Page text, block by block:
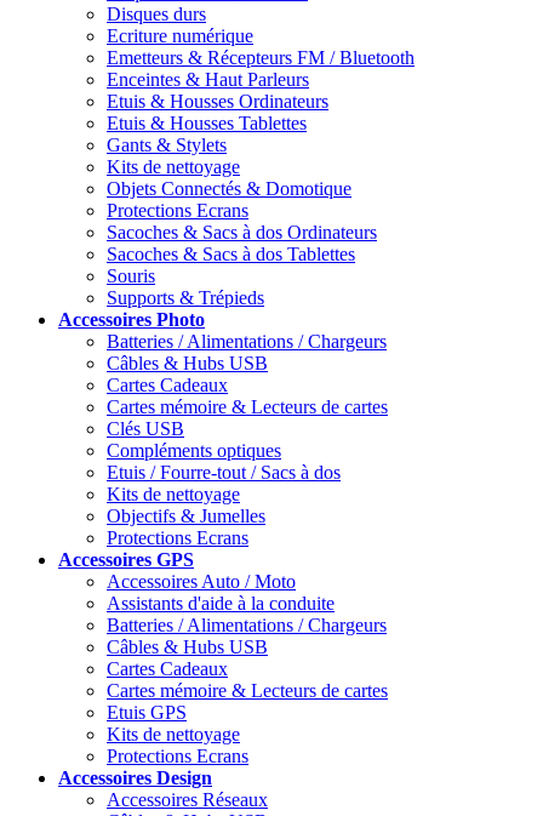
Disques durs
Ecriture numérique
Emetteurs & Récepteurs FM / Bluetooth
Enceintes & Haut Parleurs
Etuis & Housses Ordinateurs
Etuis & Housses Tablettes
Gants & Stylets
Kits de nettoyage
Objets Connectés & Domotique
Protections Ecrans
Sacoches & Sacs à dos Ordinateurs
Sacoches & Sacs à dos Tablettes
Souris
Supports & Trépieds
Accessoires Photo
Batteries / Alimentations / Chargeurs
Câbles & Hubs USB
Cartes Cadeaux
Cartes mémoire & Lecteurs de cartes
Clés USB
Compléments optiques
Etuis / Fourre-tout / Sacs à dos
Kits de nettoyage
Objectifs & Jumelles
Protections Ecrans
Accessoires GPS
Accessoires Auto / Moto
Assistants d'aide à la conduite
Batteries / Alimentations / Chargeurs
Câbles & Hubs USB
Cartes Cadeaux
Cartes mémoire & Lecteurs de cartes
Etuis GPS
Kits de nettoyage
Protections Ecrans
Accessoires Design
Accessoires Réseaux